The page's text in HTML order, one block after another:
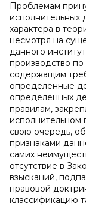
Проблемам
исполнительных
характера в
несмотря на
данного
производство
содержащим
определенные
определенных
правилам,
исполнительном
свою очередь,
признаками
самих
отсутствие в
взысканий,
правовой
классификацию